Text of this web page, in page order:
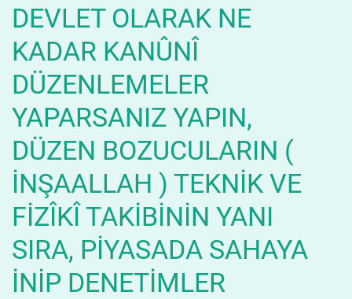
DEVLET OLARAK NE
KADAR KANÛNÎ
DÜZENLEMELER
YAPARSANIZ YAPIN,
DÜZEN BOZUCULARIN (
İNŞAALLAH ) TEKNİK VE
FİZÎKÎ TAKİBİNİN YANI
SIRA, PİYASADA SAHAYA
İNİP DENETİMLER